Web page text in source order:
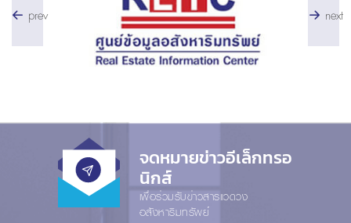
prev next
จดหมายข่าวอีเล็กทรอ
นิกส์
เพื่อร่วมรับข่าวสารแวดวง
อสังหาริมทรัพย์